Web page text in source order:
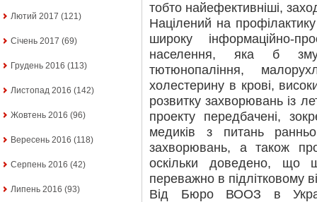
Лютий 2017 (121)
Січень 2017 (69)
Грудень 2016 (113)
Листопад 2016 (142)
Жовтень 2016 (96)
Вересень 2016 (118)
Серпень 2016 (42)
Липень 2016 (93)
тобто найефективніші,
Націлений на
широку інформаційно-
населення, яка б
тютюнопаління,
холестерину в крові,
розвитку захворювань із
проекту передбачені,
медиків з питань
захворювань, а також
оскільки доведено, що
переважно в підлітковому
Від Бюро ВООЗ в